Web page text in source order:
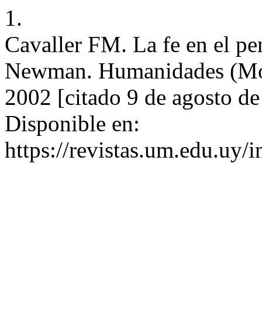
1.
Cavaller FM. La fe en el
Newman. Humanidades
2002 [citado 9 de agosto
Disponible en:
https://revistas.um.edu.uy/